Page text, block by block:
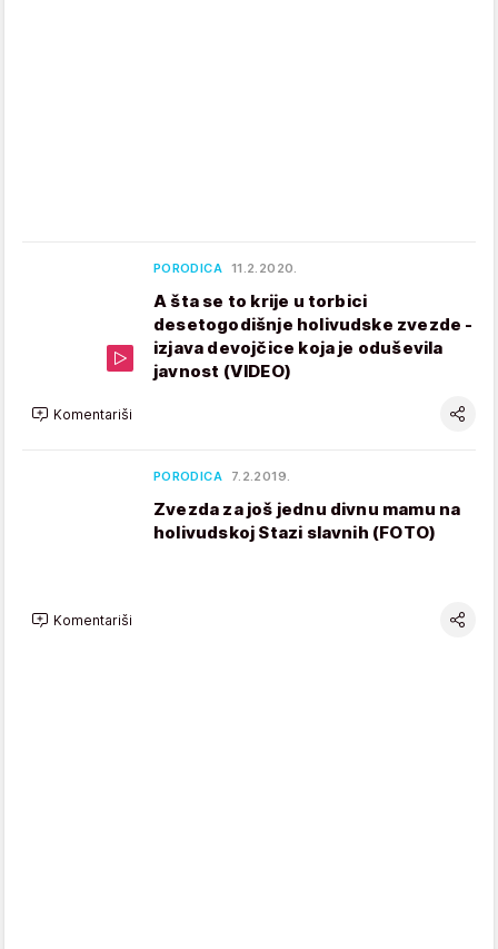
PORODICA 11.2.2020.
A šta se to krije u torbici
desetogodišnje holivudske zvezde -
izjava devojčice koja je oduševila
javnost (VIDEO)
Komentariši
PORODICA 7.2.2019.
Zvezda za još jednu divnu mamu na
holivudskoj Stazi slavnih (FOTO)
Komentariši